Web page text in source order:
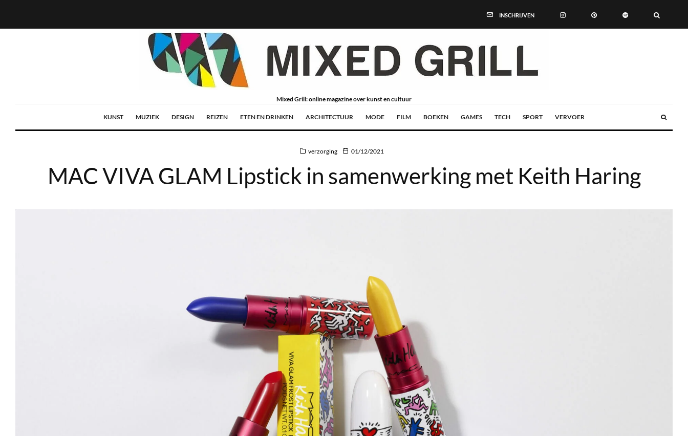
INSCHRIJVEN
Mixed Grill: online magazine over kunst en cultuur
KUNST MUZIEK DESIGN REIZEN ETEN EN DRINKEN ARCHITECTUUR MODE FILM BOEKEN GAMES TECH SPORT VERVOER
verzorging 01/12/2021
MAC VIVA GLAM Lipstick in samenwerking met Keith Haring